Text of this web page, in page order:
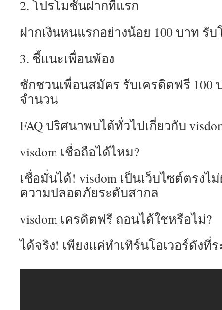
2. โปรโมชั่นฝากทีแรก
ฝากเงินหนแรกอย่างน้อย 100 บาท รั
3. ชี้แนะเพื่อนพ้อง
ชักชวนเพื่อนสมัคร รับเครดิตฟรี 100
จำนวน
FAQ ปริศนาพบได้ทั่วไปเกี่ยวกับ
visdom เชื่อถือได้ไหม?
เชื่อมั่นได้! visdom เป็นเว็บไซต์ตรงไ
ความปลอดภัยระดับสากล
visdom เครดิตฟรี ถอนได้ใช่หรือไม่?
ได้จริง! เพียงแค่ทำเทิร์นโอเวอร์ดังที่